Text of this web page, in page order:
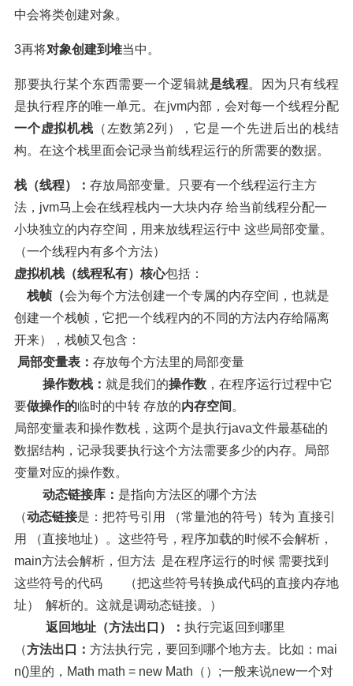
中会将类创建对象。
3再将对象创建到堆当中。
那要执行某个东西需要一个逻辑就是线程。因为只有线程
是执行程序的唯一单元。在jvm内部，会对每一个线程分配
一个虚拟机栈 （左数第2列），它是一个先进后出的栈结
构。在这个栈里面会记录当前线程运行的所需要的数据。
栈（线程）： 存放局部变量。只要有一个线程运行主方
法，jvm马上会在线程栈内一大块内存 给当前线程分配一
小块独立的内存空间，用来放线程运行中 这些局部变量。
（一个线程内有多个方法）
虚拟机栈（线程私有）核心包括：
栈帧（会为每个方法创建一个专属的内存空间，也就是
创建一个栈帧，它把一个线程内的不同的方法内存给隔离
开来），栈帧又包含：
局部变量表： 存放每个方法里的局部变量
操作数栈： 就是我们的操作数 ，在程序运行过程中它
要做操作的临时的中转 存放的内存空间 。
局部变量表和操作数栈，这两个是执行java文件最基础的
数据结构，记录我要执行这个方法需要多少的内存。局部
变量对应的操作数。
动态链接库： 是指向方法区的哪个方法
（动态链接是：把符号引用 （常量池的符号）转为 直接引
用 （直接地址）。这些符号，程序加载的时候不会解析，
main方法会解析，但方法  是在程序运行的时候 需要找到
这些符号的代码       （把这些符号转换成代码的直接内存地
址）  解析的。这就是调动态链接。）
返回地址（方法出口）： 执行完返回到哪里
（方法出口： 方法执行完，要回到哪个地方去。比如：mai
n()里的，Math math = new Math（）;一般来说new一个对